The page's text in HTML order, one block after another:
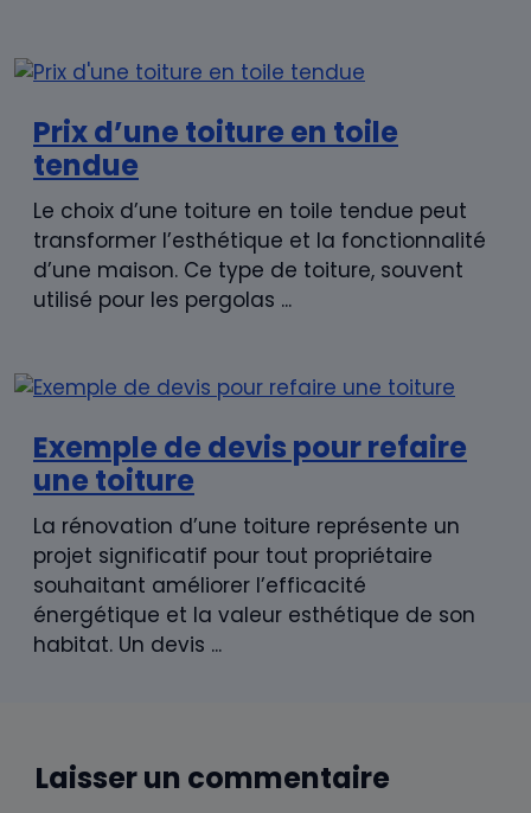
Prix d’une toiture en toile
tendue
Le choix d’une toiture en toile tendue peut
transformer l’esthétique et la fonctionnalité
d’une maison. Ce type de toiture, souvent
utilisé pour les pergolas ...
Exemple de devis pour refaire
une toiture
La rénovation d’une toiture représente un
projet significatif pour tout propriétaire
souhaitant améliorer l’efficacité
énergétique et la valeur esthétique de son
habitat. Un devis ...
Laisser un commentaire